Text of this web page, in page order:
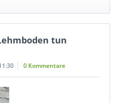
tun
0 Kommentare